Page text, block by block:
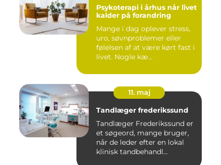
Psykoterapi i århus når livet
kalder på forandring
Mange i dag oplever stress,
uro, søvnproblemer eller
følelsen af at være kørt fast i
livet. Nogle kæ...
11. maj
Tandlæger frederikssund
Tandlæger Frederikssund er
et søgeord, mange bruger,
når de leder efter en lokal
klinisk tandbehandl...